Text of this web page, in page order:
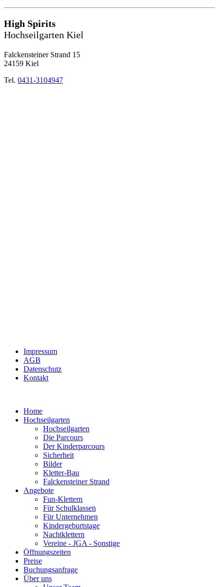
High Spirits
Hochseilgarten Kiel
Falckensteiner Strand 15
24159 Kiel
Tel. 0431-3104947
Impressum
AGB
Datenschutz
Kontakt
Home
Hochseilgarten
Hochseilgarten
Die Parcours
Der Kinderparcours
Sicherheit
Bilder
Kletter-Bau
Falckensteiner Strand
Angebote
Fun-Klettern
Für Schulklassen
Für Unternehmen
Kindergeburtstage
Nachtklettern
Vereine - JGA - Sonstige
Öffnungszeiten
Preise
Buchungsanfrage
Über uns